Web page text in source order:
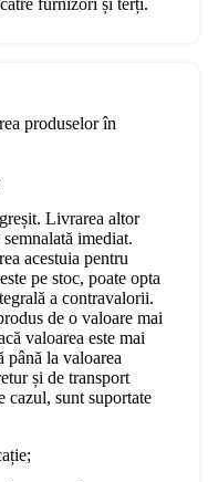
furnizori și terți.
produselor în
Livrarea altor
imediat.
acestuia pentru
pe stoc, poate opta
a contravalorii.
de o valoare mai
valoarea este mai
până la valoarea
și de transport
cazul, sunt suportate